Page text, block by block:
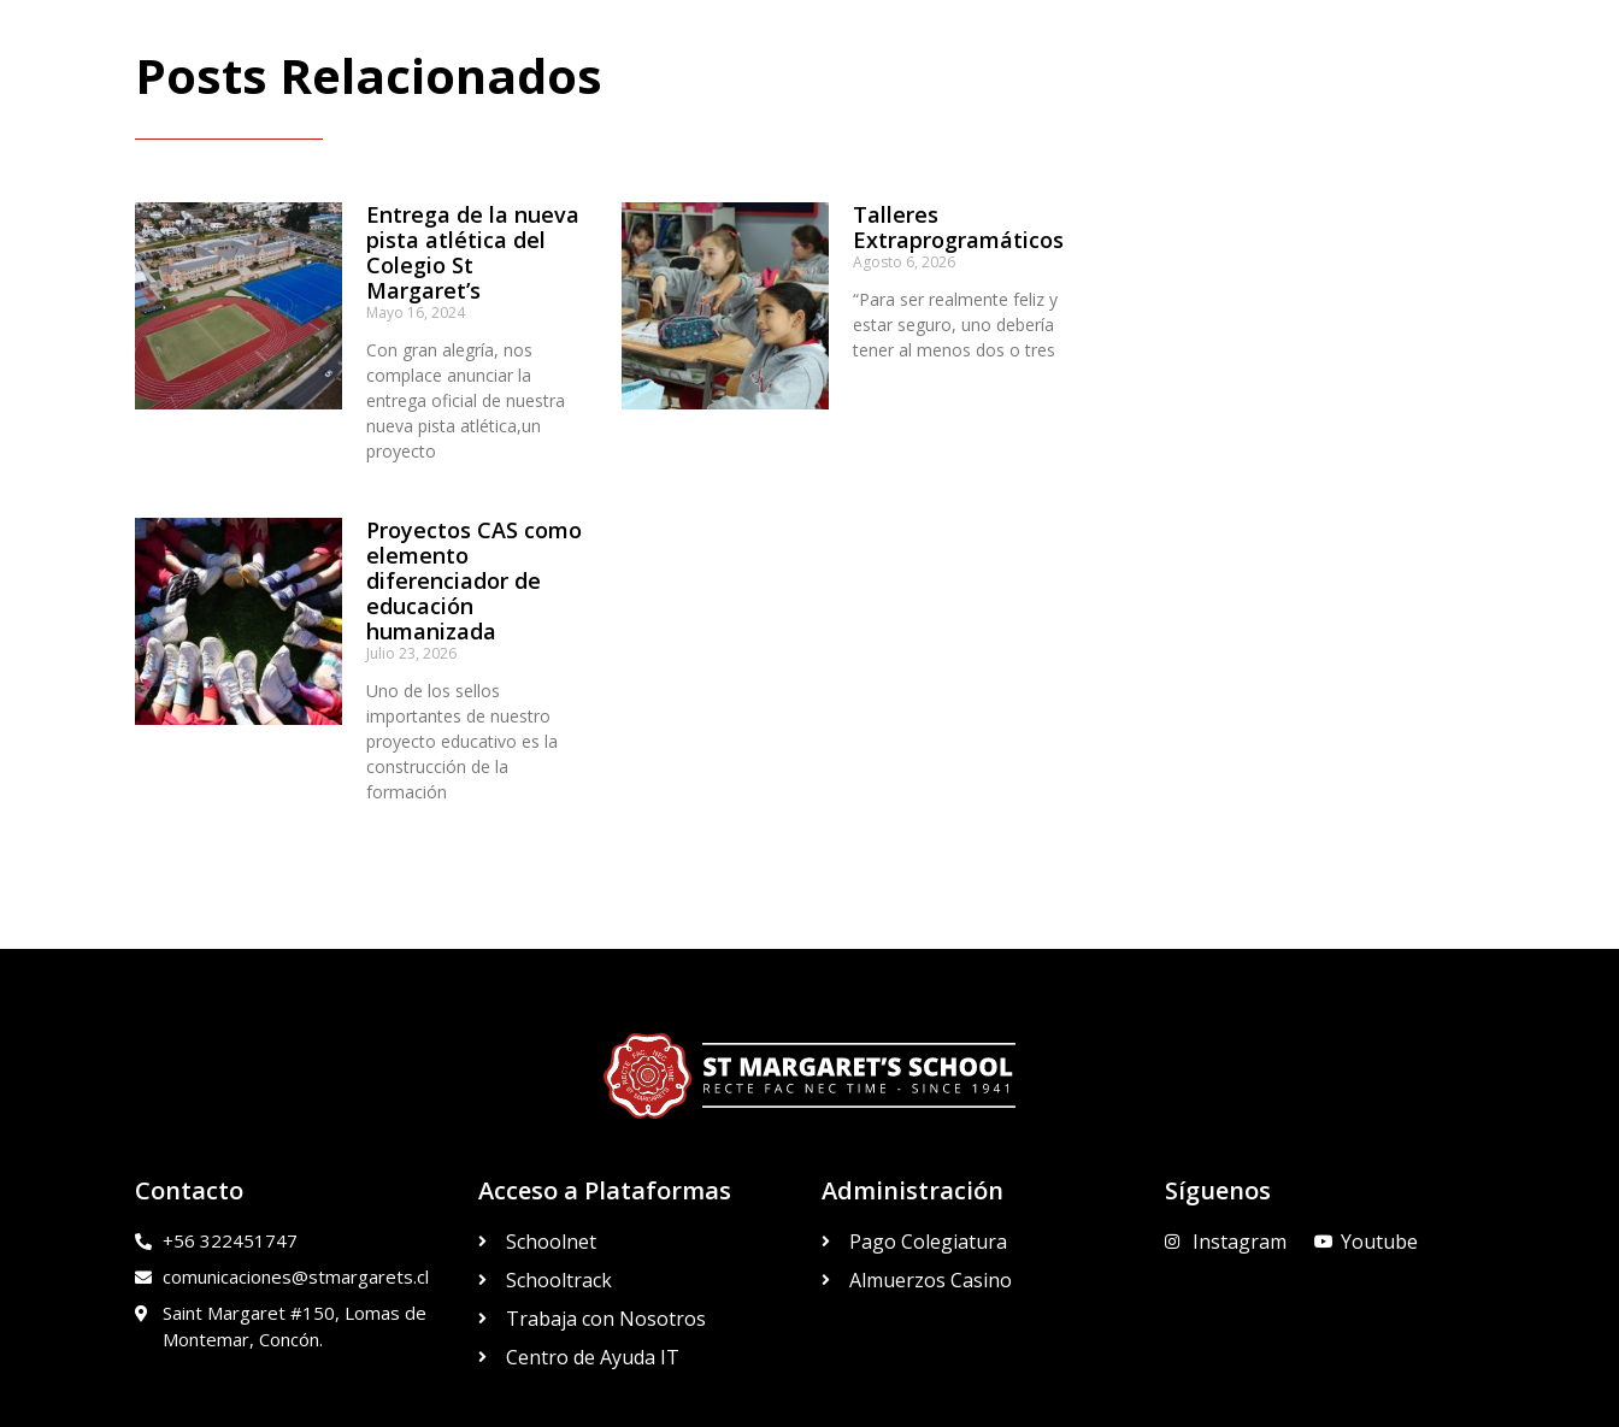
Posts Relacionados
Entrega de la nueva
pista atlética del
Colegio St
Margaret’s
Mayo 16, 2024
Con gran alegría, nos
complace anunciar la
entrega oficial de nuestra
nueva pista atlética,un
proyecto
Talleres
Extraprogramáticos
Agosto 6, 2026
“Para ser realmente feliz y
estar seguro, uno debería
tener al menos dos o tres
Proyectos CAS como
elemento
diferenciador de
educación
humanizada
Julio 23, 2026
Uno de los sellos
importantes de nuestro
proyecto educativo es la
construcción de la
formación
Contacto
+56 322451747
comunicaciones@stmargarets.cl
Saint Margaret #150, Lomas de
Montemar, Concón.
Acceso a Plataformas
Schoolnet
Schooltrack
Trabaja con Nosotros
Centro de Ayuda IT
Administración
Pago Colegiatura
Almuerzos Casino
Síguenos
Instagram Youtube